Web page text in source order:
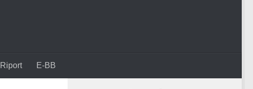
E-BB